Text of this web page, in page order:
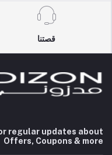
قصتنا
regular updates about
Offers, Coupons & more